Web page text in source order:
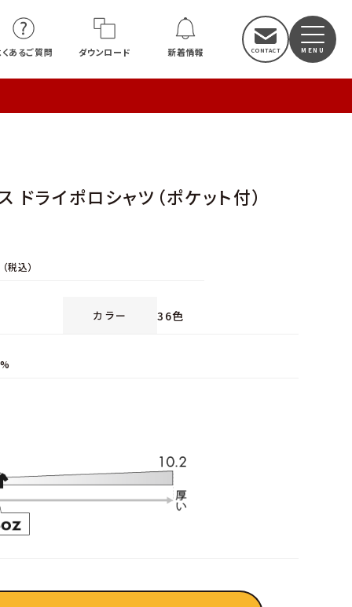
くあるご質問 ダウンロード 新着情報
ライポロシャツ（ポケット付）
税込）
カラー 36色